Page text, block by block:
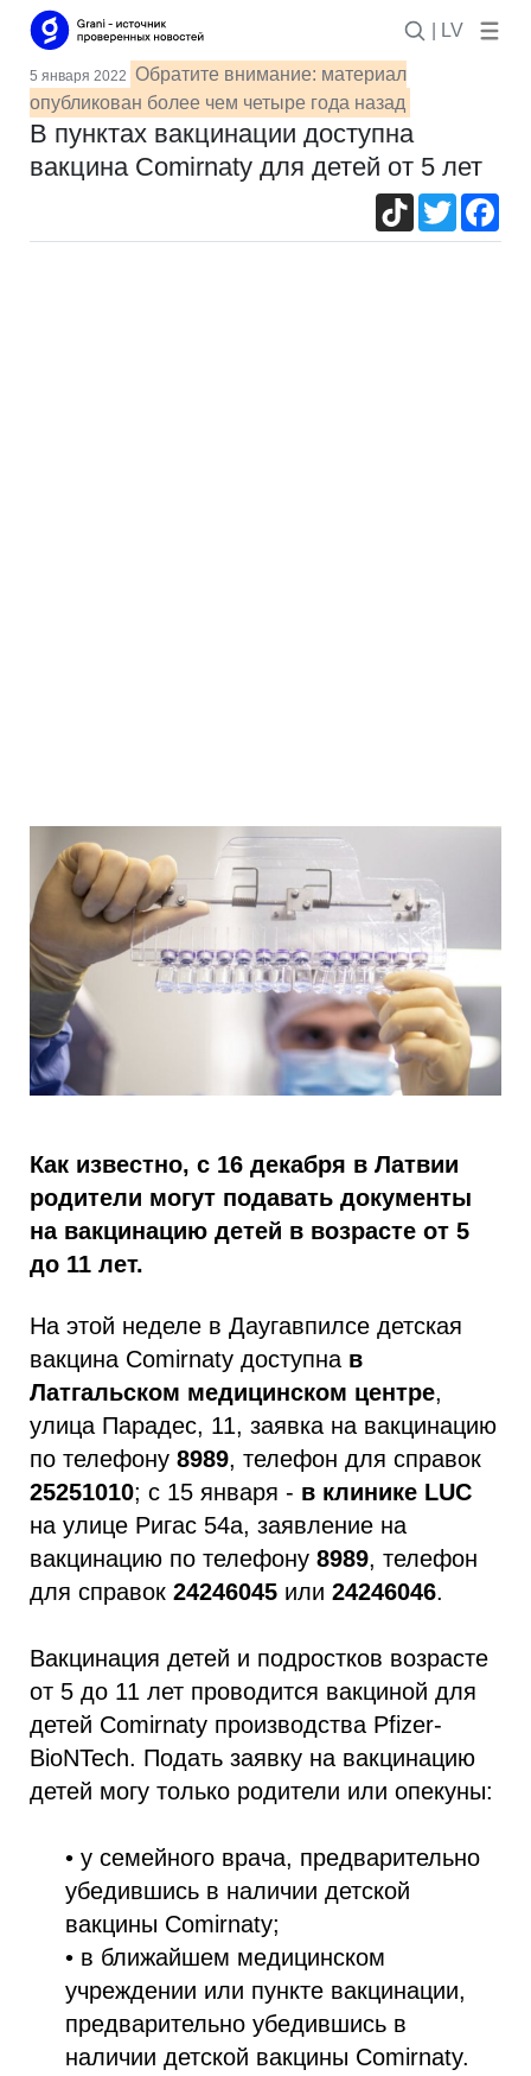
| LV
5 января 2022 Обратите внимание: материал
опубликован более чем четыре года назад
В пунктах вакцинации доступна
вакцина Comirnaty для детей от 5 лет
TikTokTwitter
Как известно, с 16 декабря в Латвии
родители могут подавать документы
на вакцинацию детей в возрасте от 5
до 11 лет.
На этой неделе в Даугавпилсе детская
вакцина Comirnaty доступна в
Латгальском медицинском центре,
улица Парадес, 11, заявка на вакцинацию
по телефону 8989, телефон для справок
25251010; с 15 января - в клинике LUC
на улице Ригас 54а, заявление на
вакцинацию по телефону 8989, телефон
для справок 24246045 или 24246046.
Вакцинация детей и подростков возрасте
от 5 до 11 лет проводится вакциной для
детей Comirnaty производства Pfizer-
BioNTech. Подать заявку на вакцинацию
детей могу только родители или опекуны:
• у семейного врача, предварительно
убедившись в наличии детской
вакцины Comirnaty;
• в ближайшем медицинском
учреждении или пункте вакцинации,
предварительно убедившись в
наличии детской вакцины Comirnaty.